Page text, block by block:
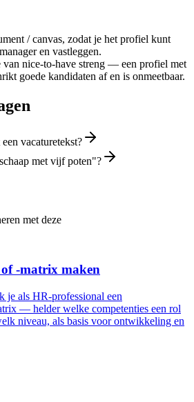
/ canvas, zodat je het profiel kunt
en vastleggen.
van nice-to-have streng — een profiel met
goede kandidaten af en is onmeetbaar.
vacaturetekst?
met vijf poten"?
met deze
-matrix maken
je als HR-professional een
— helder welke competenties een rol
niveau, als basis voor ontwikkeling en